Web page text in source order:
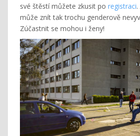
své štěstí můžete zkusit po registraci
může znít tak trochu genderově
Zúčastnit se mohou i ženy!